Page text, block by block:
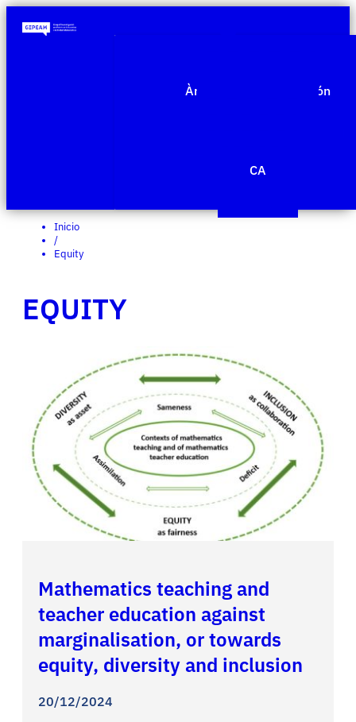
Àmbitos de investigación
CA
Inicio
/
Equity
EQUITY
Mathematics teaching and
teacher education against
marginalisation, or towards
equity, diversity and inclusion
20/12/2024